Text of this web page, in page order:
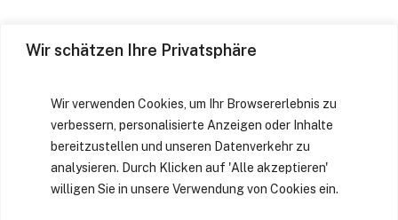
Wir schätzen Ihre Privatsphäre
Wir verwenden Cookies, um Ihr Browsererlebnis zu
verbessern, personalisierte Anzeigen oder Inhalte
bereitzustellen und unseren Datenverkehr zu
analysieren. Durch Klicken auf 'Alle akzeptieren'
willigen Sie in unsere Verwendung von Cookies ein.